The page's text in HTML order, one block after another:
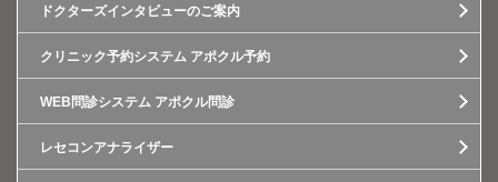
ドクターズインタビューのご案内
クリニック予約システム アポクル予約
WEB問診システム アポクル問診
レセコンアナライザー